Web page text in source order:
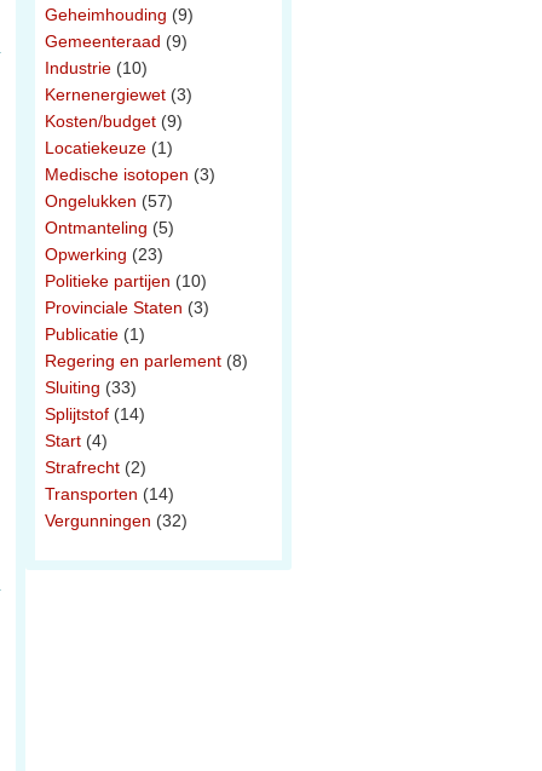
Geheimhouding (9)
Gemeenteraad (9)
Industrie (10)
Kernenergiewet (3)
Kosten/budget (9)
Locatiekeuze (1)
Medische isotopen (3)
Ongelukken (57)
Ontmanteling (5)
Opwerking (23)
Politieke partijen (10)
Provinciale Staten (3)
Publicatie (1)
Regering en parlement (8)
Sluiting (33)
Splijtstof (14)
Start (4)
Strafrecht (2)
Transporten (14)
Vergunningen (32)